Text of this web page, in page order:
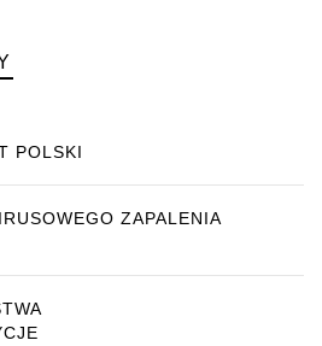
POLSKI
ZAPALENIA